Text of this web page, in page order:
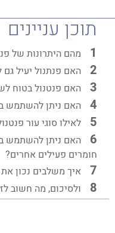
תוכן עניינים
מהם היתרונות של
האם פנתנול יעיל גם
האם פנטנול בטוח
האם ניתן להשתמש
לאילו סוגי עור פנטנול
האם ניתן להשתמש
חומרים פעילים אחרים?
איך משלבים נכון את
ולסיכום, מה חשוב